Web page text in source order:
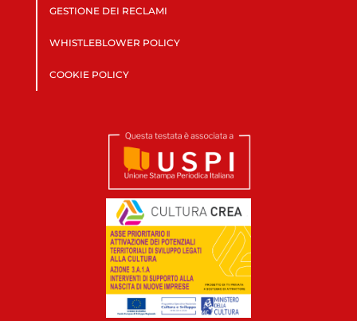
GESTIONE DEI RECLAMI
WHISTLEBLOWER POLICY
COOKIE POLICY